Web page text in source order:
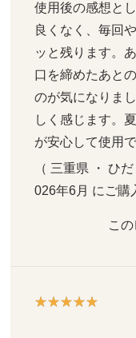
使用後の感想と
良くなく、毎回
ッと残ります。
口を締めたあと
のが気になりま
しく感じます。
が安心して使用
（ 三重県 ・ ひ
026年6月 にご購
こ